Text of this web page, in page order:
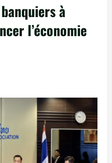
à
l’économie